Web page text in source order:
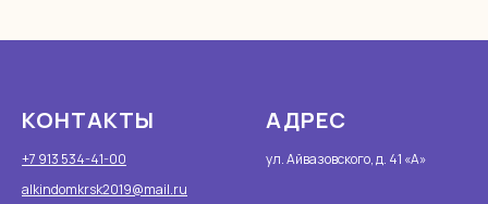
КОНТАКТЫ
+7 913 534-41-00
alkindomkrsk2019@mail.ru
АДРЕС
ул. Айвазовского, д. 41 «А»